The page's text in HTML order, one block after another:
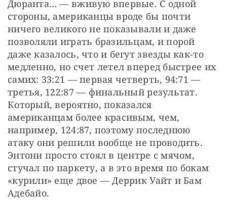
Дюранта… — вживую впервые. С одной
стороны, американцы вроде бы почти
ничего великого не показывали и даже
позволяли играть бразильцам, и порой
даже казалось, что и бегут звезды как-то
медленно, но счет летел вперед быстрее их
самих: 33:21 — первая четверть, 94:71 —
третья, 122:87 — финальный результат.
Который, вероятно, показался
американцам более красивым, чем,
например, 124:87, поэтому последнюю
атаку они решили вообще не проводить.
Энтони просто стоял в центре с мячом,
стучал по паркету, а в это время по бокам
«курили» еще двое — Деррик Уайт и Бам
Адебайо.